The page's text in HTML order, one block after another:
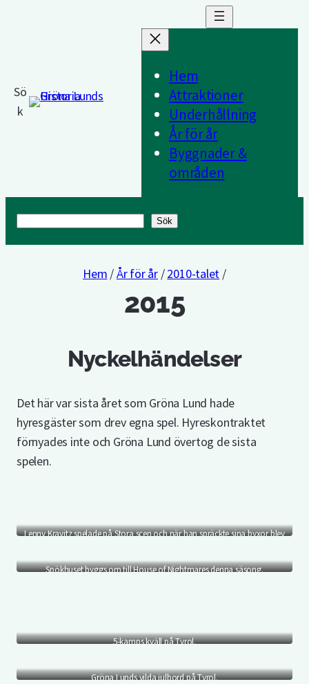
Sö
k
Hem
Attraktioner
Underhållning
År för år
Byggnader &
områden
Sök
Hem /År för år /2010-talet /
2015
Nyckelhändelser
Det här var sista året som Gröna Lund hade
hyresgäster som drev egna spel. Hyreskontraktet
förnyades inte och Gröna Lund övertog de sista
spelen.
Lenny Kravitz spelade på Stora scen och när han spräckte sina byxor blev
Spökhuset byggs om till House of Nightmares denna säsong.
5-kamps kväll på Tyrol.
Gröna Lunds vilda julbord på Tyrol.